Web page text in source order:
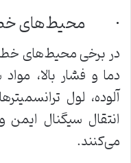
· محیط‌های
در برخی محیط‌های
دما و فشار بالا،
آلوده، لول
انتقال سیگنال
می‌کنند.